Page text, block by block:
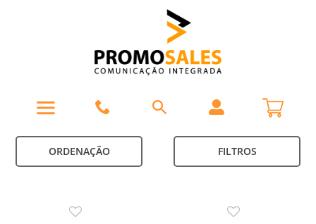
ORDENAÇÃO FILTROS